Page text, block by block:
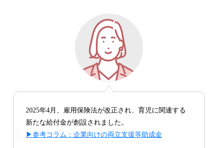
2025年4月、雇用保険法が改正され、育児に関連する
新たな給付金が創設されました。
▶参考コラム：企業向けの両立支援等助成金